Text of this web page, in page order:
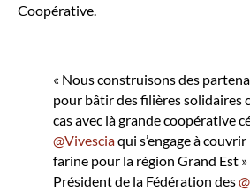
Coopérative.
« Nous construisons des
pour bâtir des filières solidaires
cas avec là grande coopérative
@Vivesciaqui s’engage à
farine pour la région Grand Est
Président de la Fédération des